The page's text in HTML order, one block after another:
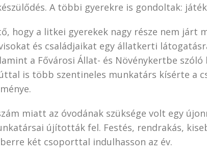
A többi gyerekre is gondoltak:
hogy a litkei gyerekek nagy része nem járt
és családjaikat egy állatkerti
a Fővárosi Állat- és Növénykertbe
is több szentineles munkatárs kísérte a
miatt az óvodának szüksége volt egy
újították fel. Festés, rendrakás,
két csoporttal indulhasson az év.